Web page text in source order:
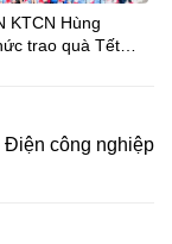
KTCN Hùng
trao quà Tết
Điện công nghiệp